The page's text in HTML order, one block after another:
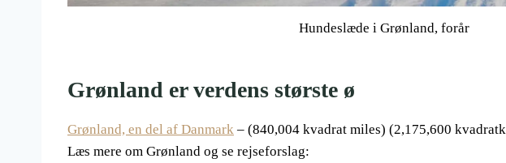
Hundeslæde i Grønland, forår
Grønland er verdens største ø
Grønland, en del af Danmark – (840,004 kvadrat miles) (2,175,600
Læs mere om Grønland og se rejseforslag: